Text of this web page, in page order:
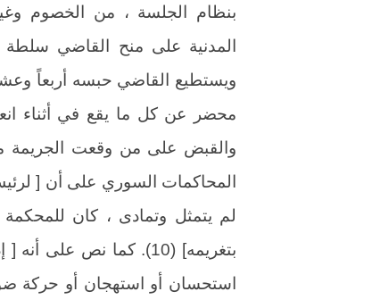
بنظام الجلسة ، من الخصوم
المدنية على منح القاضي
ويستطيع القاضي حبسه أربعاً
محضر عن كل ما يقع في أثناء
المحاكمات السوري على أن [
لم يتمثل وتمادى ، كان
بتغريمه] (10). كما نص
استحسان أو استهجان أو حركة